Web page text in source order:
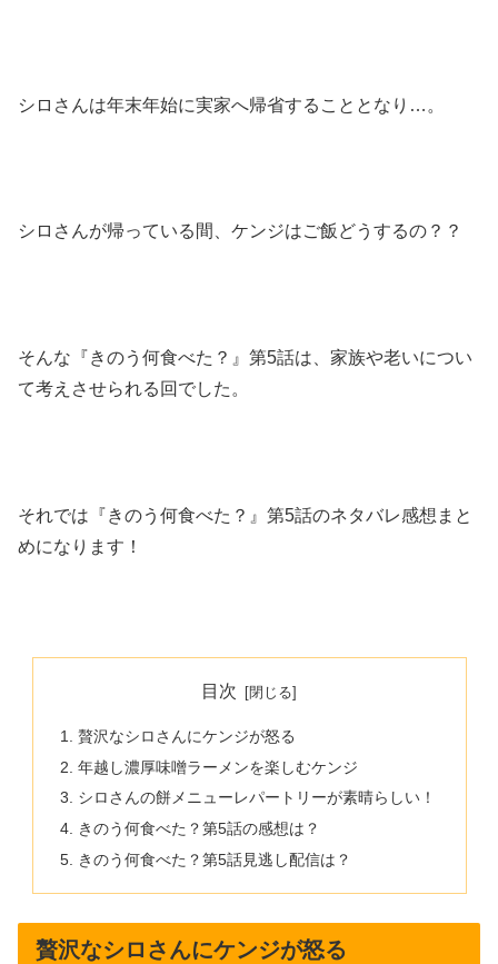
シロさんは年末年始に実家へ帰省することとなり…。
シロさんが帰っている間、ケンジはご飯どうするの？？
そんな『きのう何食べた？』第5話は、家族や老いについ
て考えさせられる回でした。
それでは『きのう何食べた？』第5話のネタバレ感想まと
めになります！
目次
贅沢なシロさんにケンジが怒る
年越し濃厚味噌ラーメンを楽しむケンジ
シロさんの餅メニューレパートリーが素晴らしい！
きのう何食べた？第5話の感想は？
きのう何食べた？第5話見逃し配信は？
贅沢なシロさんにケンジが怒る